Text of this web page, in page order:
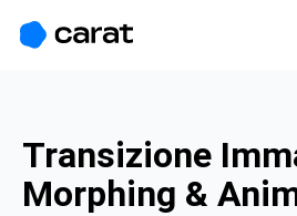
Transizione
Morphing &